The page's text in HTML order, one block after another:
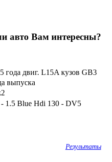
авто Вам интересны?
года двиг. L15A кузов GB3
выпуска
- 1.5 Blue Hdi 130 - DV5
Результаты